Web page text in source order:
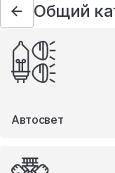
Автотовары
Запчасти
Масла и
Мототовары
Туризм
Общий
Автосвет